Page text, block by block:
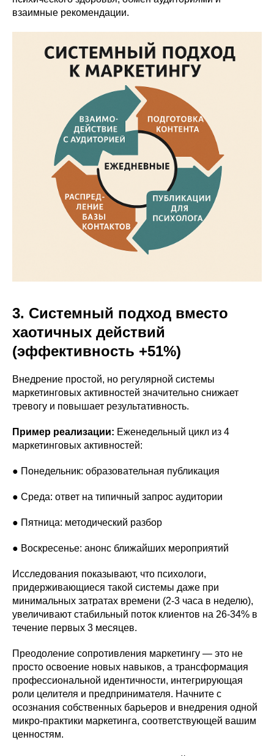
взаимные рекомендации.
3. Системный подход вместо
хаотичных действий
(эффективность +51%)
Внедрение простой, но регулярной системы
маркетинговых активностей значительно снижает
тревогу и повышает результативность.
Пример реализации: Еженедельный цикл из 4
маркетинговых активностей:
● Понедельник: образовательная публикация
● Среда: ответ на типичный запрос аудитории
● Пятница: методический разбор
● Воскресенье: анонс ближайших мероприятий
Исследования показывают, что психологи,
придерживающиеся такой системы даже при
минимальных затратах времени (2-3 часа в неделю),
увеличивают стабильный поток клиентов на 26-34% в
течение первых 3 месяцев.
Преодоление сопротивления маркетингу — это не
просто освоение новых навыков, а трансформация
профессиональной идентичности, интегрирующая
роли целителя и предпринимателя. Начните с
осознания собственных барьеров и внедрения одной
микро-практики маркетинга, соответствующей вашим
ценностям.